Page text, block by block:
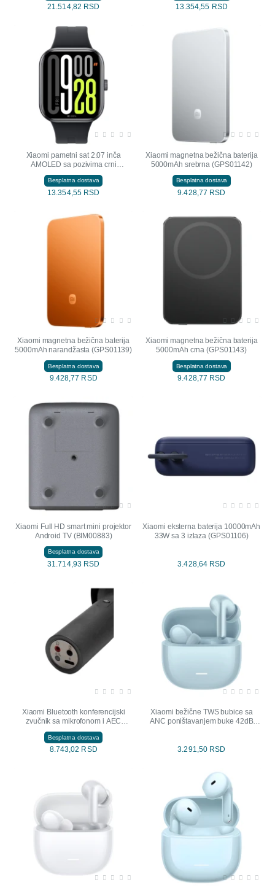
21.514,82 RSD 13.354,55 RSD
NOVO
Xiaomi pametni sat 2.07 inča
AMOLED sa pozivima crni
(FIT00714)
Besplatna dostava
13.354,55 RSD
NOVO
Xiaomi magnetna bežična baterija
5000mAh srebrna (GPS01142)
Besplatna dostava
9.428,77 RSD
NOVO
Xiaomi magnetna bežična baterija
5000mAh narandžasta (GPS01139)
Besplatna dostava
9.428,77 RSD
NOVO
Xiaomi magnetna bežična baterija
5000mAh crna (GPS01143)
Besplatna dostava
9.428,77 RSD
NOVO
Xiaomi Full HD smart mini projektor
Android TV (BIM00883)
Besplatna dostava
31.714,93 RSD
NOVO
Xiaomi eksterna baterija 10000mAh
33W sa 3 izlaza (GPS01106)
3.428,64 RSD
Xiaomi Bluetooth konferencijski
zvučnik sa mikrofonom i AEC
(ZVU03753)
Besplatna dostava
8.743,02 RSD
Xiaomi bežične TWS bubice sa
ANC poništavanjem buke 42dB
3.291,50 RSD